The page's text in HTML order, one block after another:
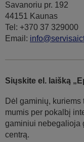
Savanoriu pr. 192
44151 Kaunas
Tel: +370 37 329000
Email:
Siųskite el. laišką
Dėl gaminių,
mumis per pokalbį
gaminiui nebegalioja
centrą.